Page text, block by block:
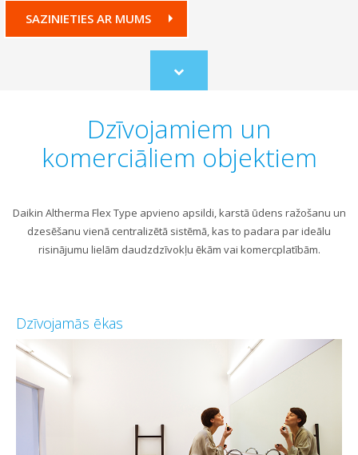
SAZINIETIES AR MUMS
Scroll
to
Dzīvojamiem un
komerciāliem objektiem
Daikin Altherma Flex Type apvieno apsildi, karstā ūdens ražošanu un
dzesēšanu vienā centralizētā sistēmā, kas to padara par ideālu
risinājumu lielām daudzdzīvokļu ēkām vai komercplatībām.
Dzīvojamās ēkas